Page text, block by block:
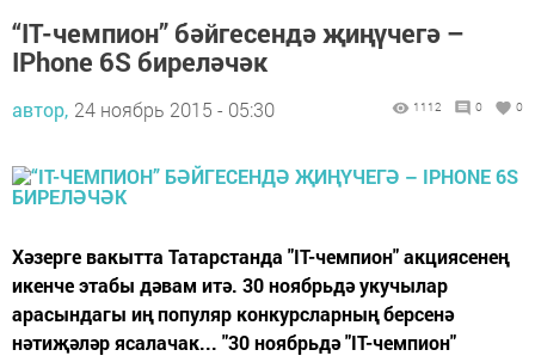
“IT-чемпион” бәйгесендә җиңүчегә –
IPhone 6S биреләчәк
автор, 24 ноябрь 2015 - 05:30 1112 0 0
Хәзерге вакытта Татарстанда "IT-чемпион" акциясенең
икенче этабы дәвам итә. 30 ноябрьдә укучылар
арасындагы иң популяр конкурсларның берсенә
нәтиҗәләр ясалачак... "30 ноябрьдә "IT-чемпион"